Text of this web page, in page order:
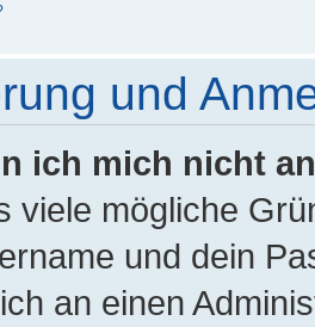
und
ich mich nicht
viele mögliche
und dein
an einen